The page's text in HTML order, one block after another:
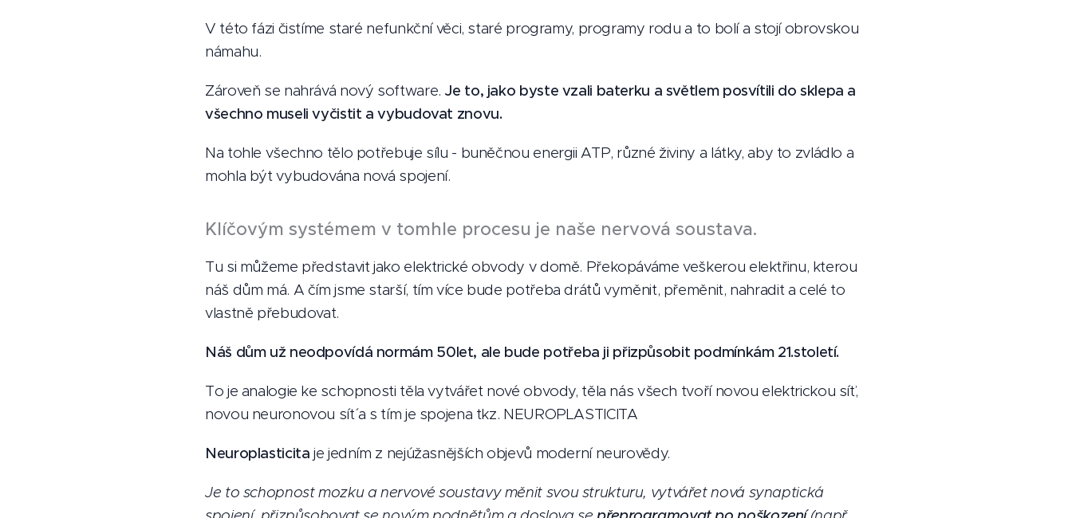
V této fázi čistíme staré nefunkční věci, staré programy, programy rodu a to bolí a stojí obrovskou
námahu.
Zároveň se nahrává nový software. Je to, jako byste vzali baterku a světlem posvítili do sklepa a
všechno museli vyčistit a vybudovat znovu.
Na tohle všechno tělo potřebuje sílu - buněčnou energii ATP, různé živiny a látky, aby to zvládlo a
mohla být vybudována nová spojení.
Klíčovým systémem v tomhle procesu je naše nervová soustava.
Tu si můžeme představit jako elektrické obvody v domě. Překopáváme veškerou elektřinu, kterou
náš dům má. A čím jsme starší, tím více bude potřeba drátů vyměnit, přeměnit, nahradit a celé to
vlastně přebudovat.
Náš dům už neodpovídá normám 50let, ale bude potřeba ji přizpůsobit podmínkám 21.století.
To je analogie ke schopnosti těla vytvářet nové obvody, těla nás všech tvoří novou elektrickou síť,
novou neuronovou sít´ a s tím je spojena tkz. NEUROPLASTICITA
Neuroplasticita je jedním z nejúžasnějších objevů moderní neurovědy.
Je to schopnost mozku a nervové soustavy měnit svou strukturu, vytvářet nová synaptická